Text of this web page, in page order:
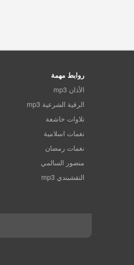
روابط مهمة
الأذان mp3
الرقية الشرعية mp3
تلاوات خاشعة
نغمات اسلامية
نغمات رمضان
منصور السالمي
النقشبندي mp3